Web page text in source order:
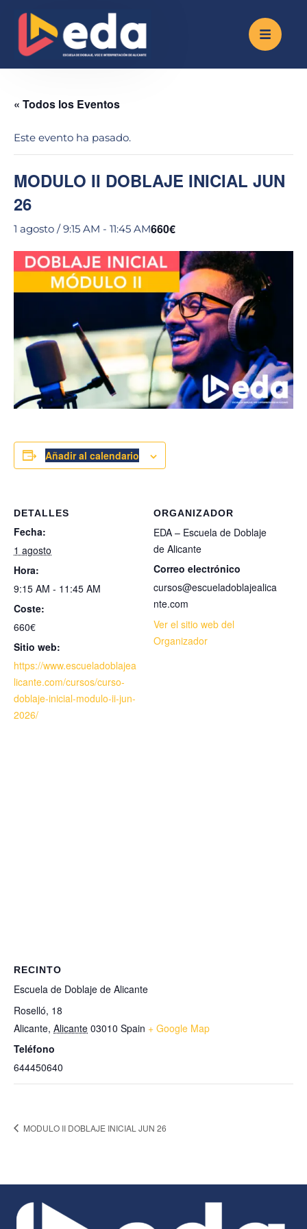
« Todos los Eventos
Este evento ha pasado.
MODULO II DOBLAJE INICIAL JUN
26
1 agosto / 9:15 AM - 11:45 AM660€
Añadir al calendario
DETALLES
Fecha:
1 agosto
Hora:
9:15 AM - 11:45 AM
Coste:
660€
Sitio web:
https://www.escueladoblajea
licante.com/cursos/curso-
doblaje-inicial-modulo-ii-jun-
2026/
ORGANIZADOR
EDA – Escuela de Doblaje
de Alicante
Correo electrónico
cursos@escueladoblajealica
nte.com
Ver el sitio web del
Organizador
RECINTO
Escuela de Doblaje de Alicante
Roselló, 18
Alicante, Alicante 03010 Spain + Google Map
Teléfono
644450640
MODULO II DOBLAJE INICIAL JUN 26